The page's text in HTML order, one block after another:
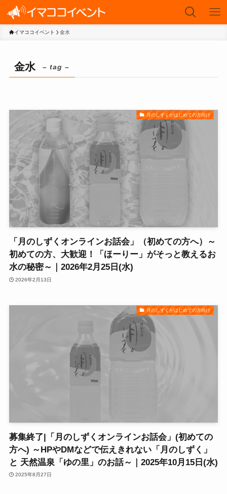
イマココイベント 金水
金水 – tag –
月のしずくがはじめての方向け
「月のしずくオンラインお話会」（初めての方へ）～
初めての方、大歓迎！「ほーりー」がそっと教えるお
水の秘密～｜2026年2月25日(水)
2026年2月13日
月のしずくがはじめての方向け
募集終了|「月のしずくオンラインお話会」(初めての
方へ) ～HPやDMなどで伝えきれない「月のしずく」
と 天然温泉「ゆの里」のお話～｜2025年10月15日(水)
2025年8月27日